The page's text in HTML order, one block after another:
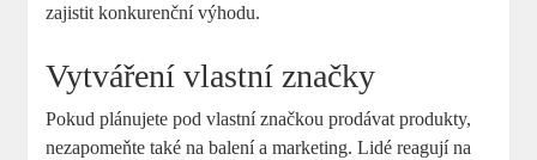
zajistit konkurenční výhodu.
Vytváření vlastní značky
Pokud plánujete pod ‌vlastní značkou prodávat produkty,
‍nezapomeňte také ​na balení a marketing. Lidé reagují na